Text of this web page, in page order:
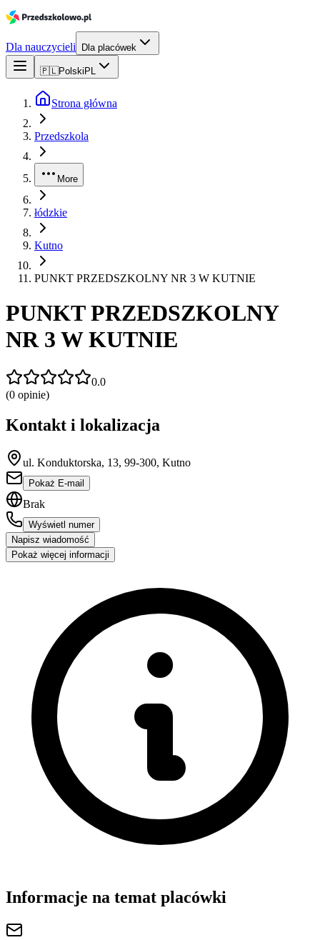
Dla nauczycieli Dla placówek
🇵🇱Polski PL
Strona główna
Przedszkola
More
łódzkie
Kutno
PUNKT PRZEDSZKOLNY NR 3 W KUTNIE
PUNKT PRZEDSZKOLNY
NR 3 W KUTNIE
0.0
(0 opinie)
Kontakt i lokalizacja
ul. Konduktorska, 13, 99-300, Kutno
Pokaż E-mail
Brak
Wyświetl numer
Napisz wiadomość
Pokaż więcej informacji
Informacje na temat placówki